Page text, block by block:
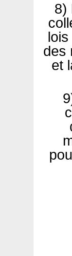
8)
des
et